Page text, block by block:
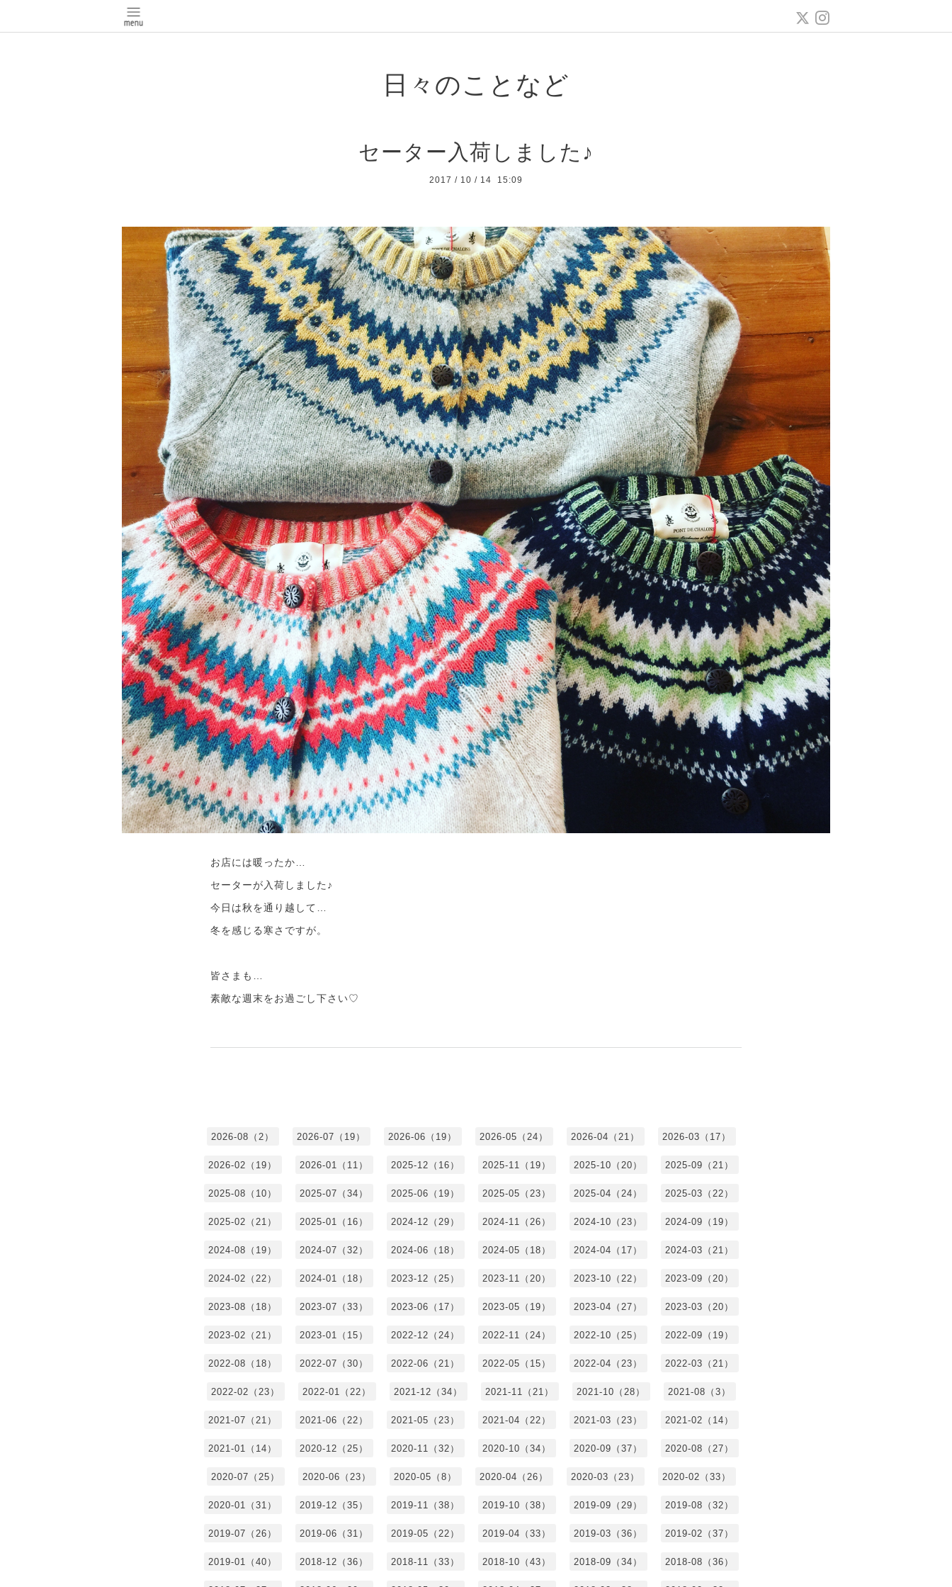
日々のことなど
セーター入荷しました♪
2017 / 10 / 14 15:09
お店には暖ったか…
セーターが入荷しました♪
今日は秋を通り越して…
冬を感じる寒さですが。
皆さまも…
素敵な週末をお過ごし下さい♡
2026-08（2） 2026-07（19） 2026-06（19） 2026-05（24） 2026-04（21） 2026-03（17）
2026-02（19） 2026-01（11） 2025-12（16） 2025-11（19） 2025-10（20） 2025-09（21）
2025-08（10） 2025-07（34） 2025-06（19） 2025-05（23） 2025-04（24） 2025-03（22）
2025-02（21） 2025-01（16） 2024-12（29） 2024-11（26） 2024-10（23） 2024-09（19）
2024-08（19） 2024-07（32） 2024-06（18） 2024-05（18） 2024-04（17） 2024-03（21）
2024-02（22） 2024-01（18） 2023-12（25） 2023-11（20） 2023-10（22） 2023-09（20）
2023-08（18） 2023-07（33） 2023-06（17） 2023-05（19） 2023-04（27） 2023-03（20）
2023-02（21） 2023-01（15） 2022-12（24） 2022-11（24） 2022-10（25） 2022-09（19）
2022-08（18） 2022-07（30） 2022-06（21） 2022-05（15） 2022-04（23） 2022-03（21）
2022-02（23） 2022-01（22） 2021-12（34） 2021-11（21） 2021-10（28） 2021-08（3）
2021-07（21） 2021-06（22） 2021-05（23） 2021-04（22） 2021-03（23） 2021-02（14）
2021-01（14） 2020-12（25） 2020-11（32） 2020-10（34） 2020-09（37） 2020-08（27）
2020-07（25） 2020-06（23） 2020-05（8） 2020-04（26） 2020-03（23） 2020-02（33）
2020-01（31） 2019-12（35） 2019-11（38） 2019-10（38） 2019-09（29） 2019-08（32）
2019-07（26） 2019-06（31） 2019-05（22） 2019-04（33） 2019-03（36） 2019-02（37）
2019-01（40） 2018-12（36） 2018-11（33） 2018-10（43） 2018-09（34） 2018-08（36）